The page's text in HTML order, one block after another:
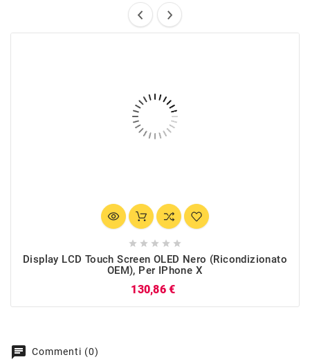
    
Display LCD Touch Screen OLED Nero (Ricondizionato
OEM), Per IPhone X
130,86 €
chat Commenti (0)